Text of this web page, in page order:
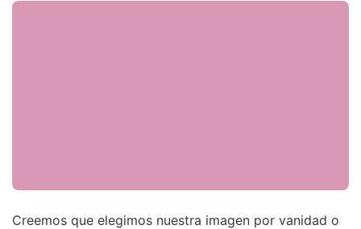
Creemos que elegimos nuestra imagen por vanidad o